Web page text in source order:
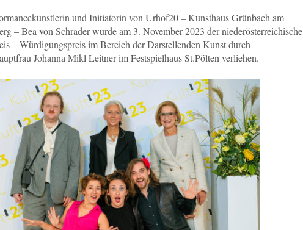
und Initiatorin von Urhof20 – Kunsthaus Grünbach am
– Bea von Schrader wurde am 3. November 2023 der niederösterreichische
– Würdigungspreis im Bereich der Darstellenden Kunst durch
Johanna Mikl Leitner im Festspielhaus St.Pölten verliehen.